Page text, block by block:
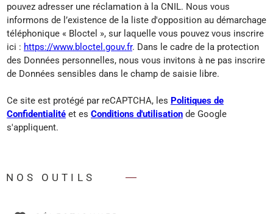
pouvez adresser une réclamation à la CNIL. Nous vous
informons de l’existence de la liste d'opposition au démarchage
téléphonique « Bloctel », sur laquelle vous pouvez vous inscrire
ici : https://www.bloctel.gouv.fr. Dans le cadre de la protection
des Données personnelles, nous vous invitons à ne pas inscrire
de Données sensibles dans le champ de saisie libre.
Ce site est protégé par reCAPTCHA, les Politiques de
Confidentialité et es Conditions d'utilisation de Google
s'appliquent.
NOS OUTILS